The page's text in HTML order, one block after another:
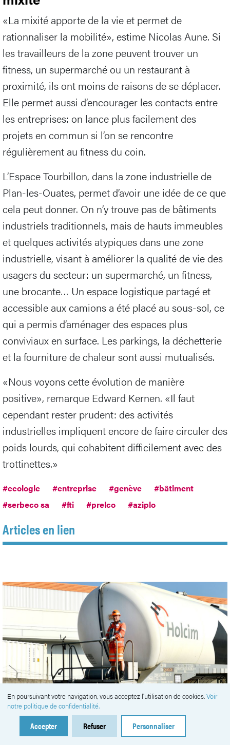
«La mixité apporte de la vie et permet de
rationnaliser la mobilité», estime Nicolas Aune. Si
les travailleurs de la zone peuvent trouver un
fitness, un supermarché ou un restaurant à
proximité, ils ont moins de raisons de se déplacer.
Elle permet aussi d’encourager les contacts entre
les entreprises: on lance plus facilement des
projets en commun si l’on se rencontre
régulièrement au fitness du coin.
L’Espace Tourbillon, dans la zone industrielle de
Plan-les-Ouates, permet d’avoir une idée de ce que
cela peut donner. On n’y trouve pas de bâtiments
industriels traditionnels, mais de hauts immeubles
et quelques activités atypiques dans une zone
industrielle, visant à améliorer la qualité de vie des
usagers du secteur: un supermarché, un fitness,
une brocante… Un espace logistique partagé et
accessible aux camions a été placé au sous-sol, ce
qui a permis d’aménager des espaces plus
conviviaux en surface. Les parkings, la déchetterie
et la fourniture de chaleur sont aussi mutualisés.
«Nous voyons cette évolution de manière
positive», remarque Edward Kernen. «Il faut
cependant rester prudent: des activités
industrielles impliquent encore de faire circuler des
poids lourds, qui cohabitent difficilement avec des
trottinettes.»
#ecologie #entreprise #genève
#bâtiment
#serbeco sa
#fti #prelco #aziplo
Articles en lien
zones industrielles
En poursuivant votre navigation, vous acceptez l'utilisation de cookies.Voir
notre politique de confidentialité.
Accepter Refuser Personnaliser